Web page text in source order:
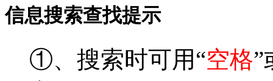
信息搜索查找提示
①、搜索时可用“空格”